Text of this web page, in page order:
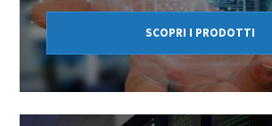
SCOPRI I PRODOTTI